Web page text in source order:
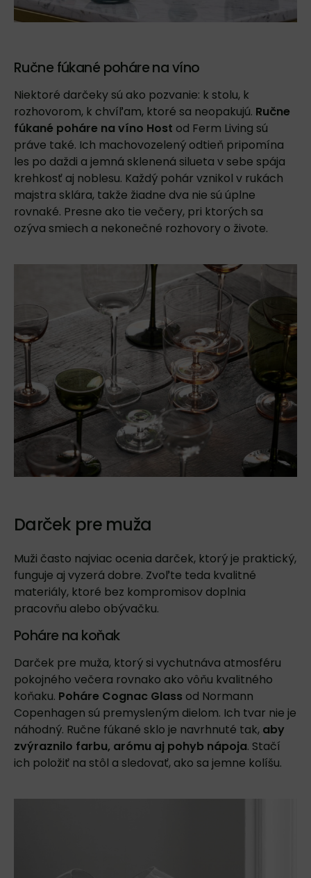
Ručne fúkané poháre na víno
Niektoré darčeky sú ako pozvanie: k stolu, k
rozhovorom, k chvíľam, ktoré sa neopakujú. Ručne
fúkané poháre na víno Host od Ferm Living sú
práve také. Ich machovozelený odtieň pripomína
les po daždi a jemná sklenená silueta v sebe spája
krehkosť aj noblesu. Každý pohár vznikol v rukách
majstra sklára, takže žiadne dva nie sú úplne
rovnaké. Presne ako tie večery, pri ktorých sa
ozýva smiech a nekonečné rozhovory o živote.
Darček pre muža
Muži často najviac ocenia darček, ktorý je praktický,
funguje aj vyzerá dobre. Zvoľte teda kvalitné
materiály, ktoré bez kompromisov doplnia
pracovňu alebo obývačku.
Poháre na koňak
Darček pre muža, ktorý si vychutnáva atmosféru
pokojného večera rovnako ako vôňu kvalitného
koňaku. Poháre Cognac Glass od Normann
Copenhagen sú premysleným dielom. Ich tvar nie je
náhodný. Ručne fúkané sklo je navrhnuté tak, aby
zvýraznilo farbu, arómu aj pohyb nápoja. Stačí
ich položiť na stôl a sledovať, ako sa jemne kolíšu.